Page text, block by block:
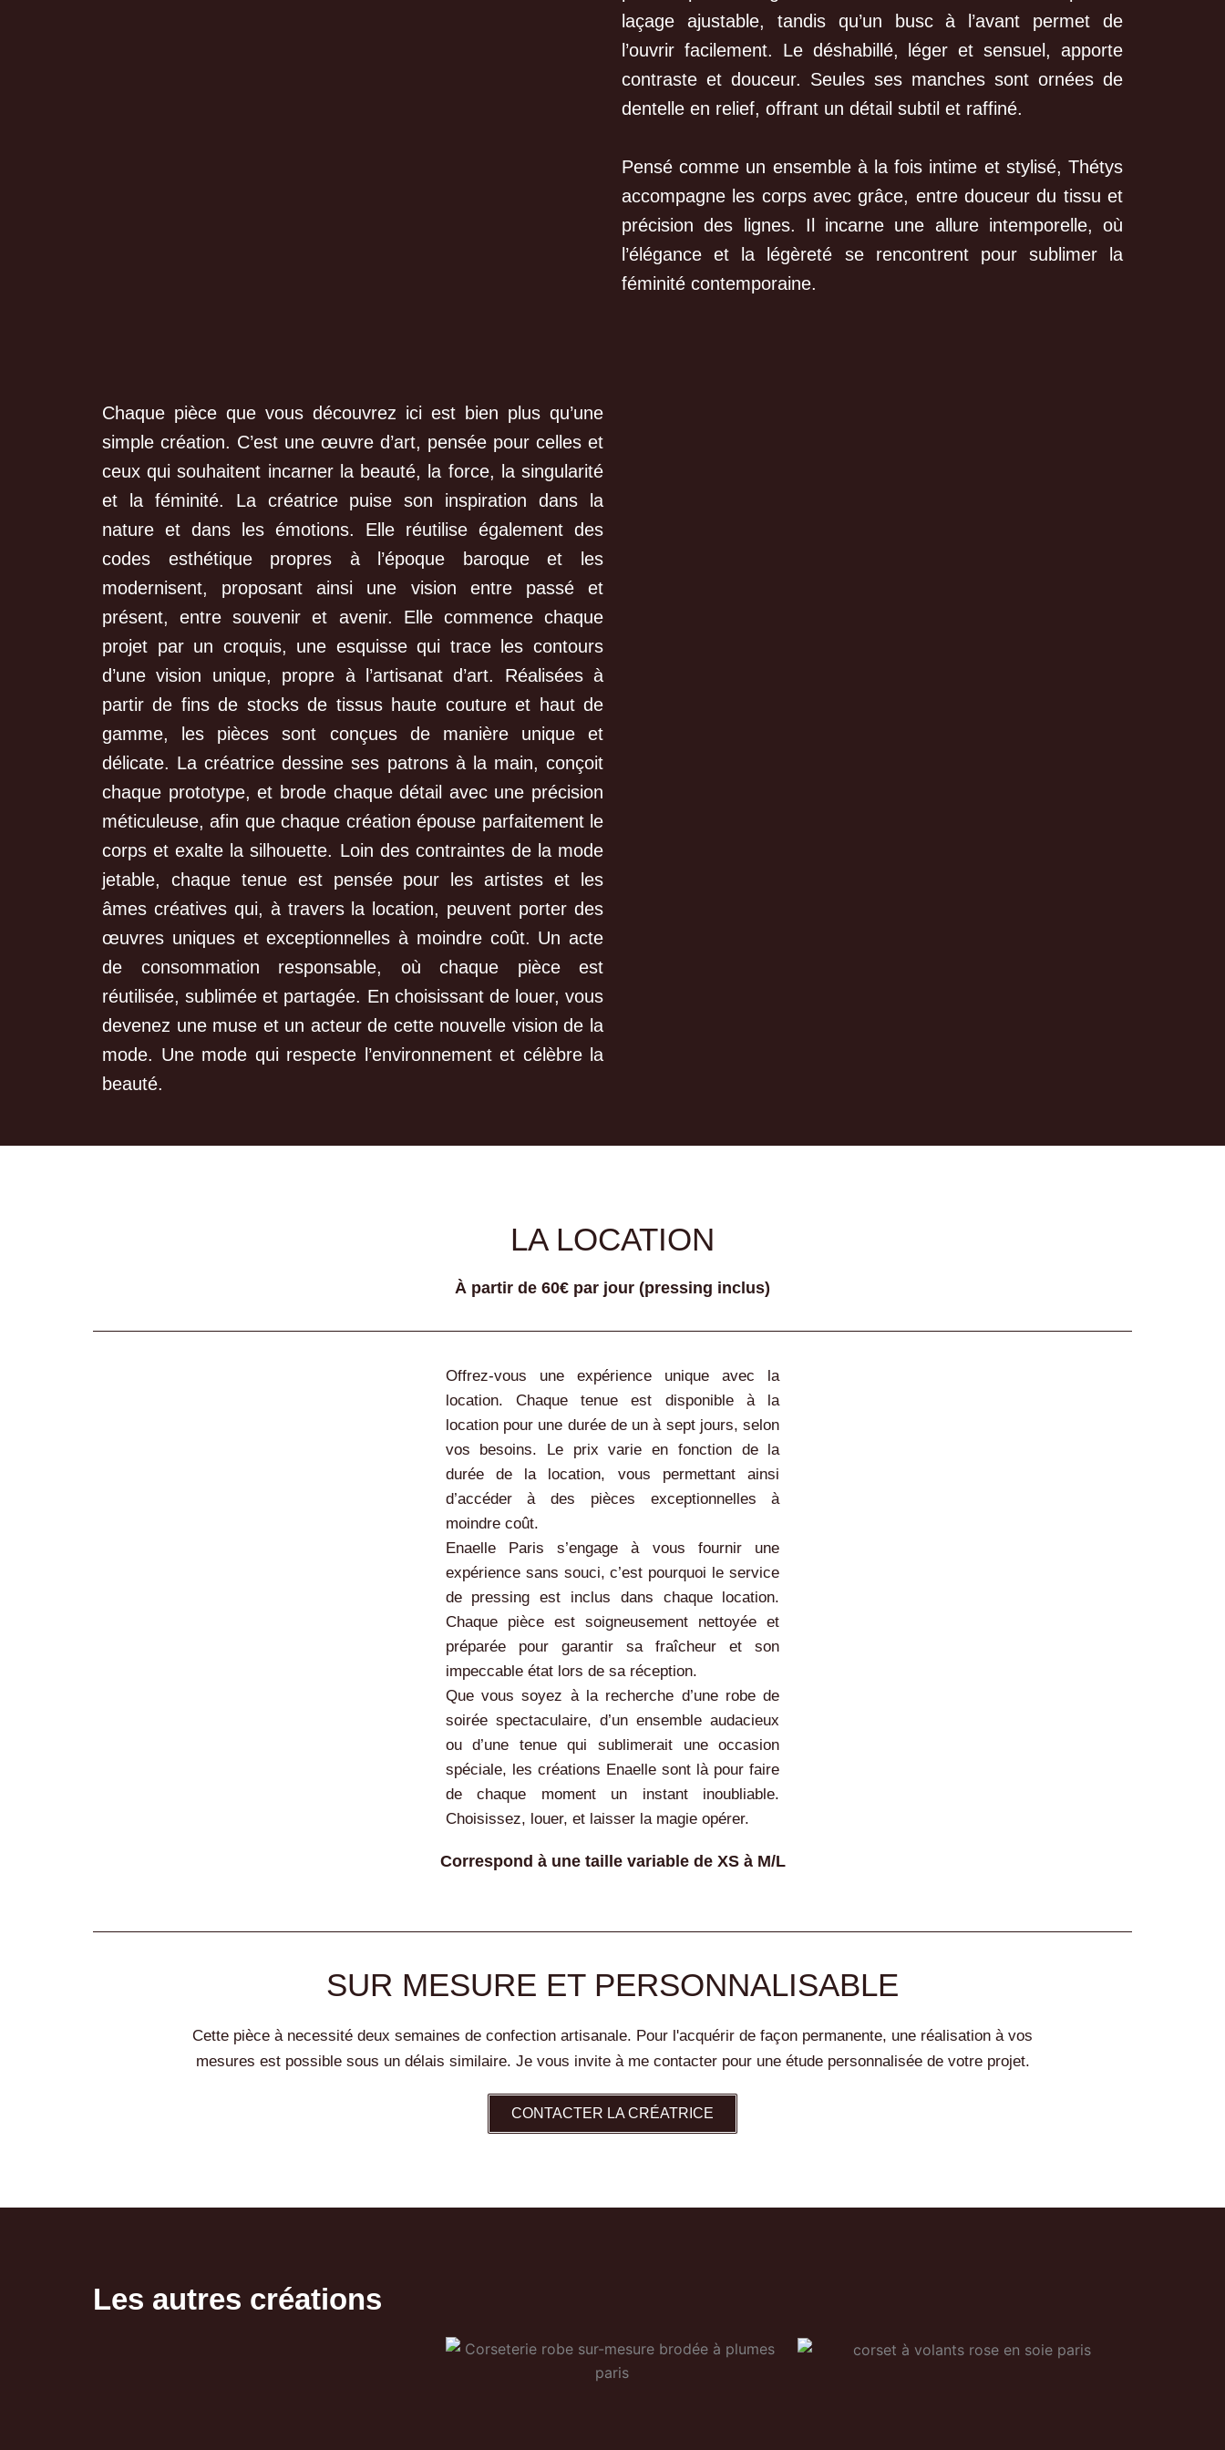
laçage ajustable, tandis qu’un busc à l’avant permet de
l’ouvrir facilement. Le déshabillé, léger et sensuel, apporte
contraste et douceur. Seules ses manches sont ornées de
dentelle en relief, offrant un détail subtil et raffiné.
Pensé comme un ensemble à la fois intime et stylisé, Thétys
accompagne les corps avec grâce, entre douceur du tissu et
précision des lignes. Il incarne une allure intemporelle, où
l’élégance et la légèreté se rencontrent pour sublimer la
féminité contemporaine.
Chaque pièce que vous découvrez ici est bien plus qu’une
simple création. C’est une œuvre d’art, pensée pour celles et
ceux qui souhaitent incarner la beauté, la force, la singularité
et la féminité. La créatrice puise son inspiration dans la
nature et dans les émotions. Elle réutilise également des
codes esthétique propres à l’époque baroque et les
modernisent, proposant ainsi une vision entre passé et
présent, entre souvenir et avenir. Elle commence chaque
projet par un croquis, une esquisse qui trace les contours
d’une vision unique, propre à l’artisanat d’art. Réalisées à
partir de fins de stocks de tissus haute couture et haut de
gamme, les pièces sont conçues de manière unique et
délicate. La créatrice dessine ses patrons à la main, conçoit
chaque prototype, et brode chaque détail avec une précision
méticuleuse, afin que chaque création épouse parfaitement le
corps et exalte la silhouette. Loin des contraintes de la mode
jetable, chaque tenue est pensée pour les artistes et les
âmes créatives qui, à travers la location, peuvent porter des
œuvres uniques et exceptionnelles à moindre coût. Un acte
de consommation responsable, où chaque pièce est
réutilisée, sublimée et partagée. En choisissant de louer, vous
devenez une muse et un acteur de cette nouvelle vision de la
mode. Une mode qui respecte l’environnement et célèbre la
beauté.
LA LOCATION
À partir de 60€ par jour (pressing inclus)
Offrez-vous une expérience unique avec la
location. Chaque tenue est disponible à la
location pour une durée de un à sept jours, selon
vos besoins. Le prix varie en fonction de la
durée de la location, vous permettant ainsi
d’accéder à des pièces exceptionnelles à
moindre coût.
Enaelle Paris s’engage à vous fournir une
expérience sans souci, c’est pourquoi le service
de pressing est inclus dans chaque location.
Chaque pièce est soigneusement nettoyée et
préparée pour garantir sa fraîcheur et son
impeccable état lors de sa réception.
Que vous soyez à la recherche d’une robe de
soirée spectaculaire, d’un ensemble audacieux
ou d’une tenue qui sublimerait une occasion
spéciale, les créations Enaelle sont là pour faire
de chaque moment un instant inoubliable.
Choisissez, louer, et laisser la magie opérer.
Correspond à une taille variable de XS à M/L
SUR MESURE ET PERSONNALISABLE
Cette pièce à necessité deux semaines de confection artisanale. Pour l'acquérir de façon permanente, une réalisation à vos
mesures est possible sous un délais similaire. Je vous invite à me contacter pour une étude personnalisée de votre projet.
CONTACTER LA CRÉATRICE
Les autres créations